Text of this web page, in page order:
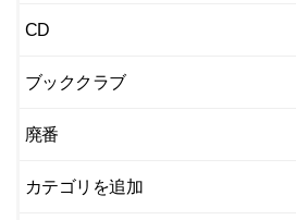
CD
ブッククラブ
廃番
カテゴリを追加